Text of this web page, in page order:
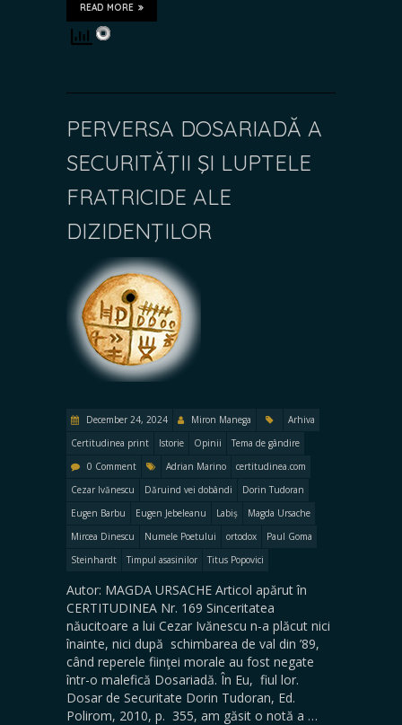
READ MORE
PERVERSA DOSARIADĂ A
SECURITĂŢII ŞI LUPTELE
FRATRICIDE ALE
DIZIDENŢILOR
December 24, 2024 Miron Manega
Arhiva
Certitudinea print
Istorie Opinii
Tema de gândire
0 Comment
Adrian Marino
certitudinea.com
Cezar Ivănescu
Dăruind vei dobândi
Dorin Tudoran
Eugen Barbu
Eugen Jebeleanu Labiș
Magda Ursache
Mircea Dinescu
Numele Poetului ortodox
Paul Goma
Steinhardt
Timpul asasinilor Titus Popovici
Autor: MAGDA URSACHE Articol apărut în
CERTITUDINEA Nr. 169 Sinceritatea
năucitoare a lui Cezar Ivănescu n-a plăcut nici
înainte, nici după schimbarea de val din ’89,
când reperele fiinţei morale au fost negate
într-o malefică Dosariadă. În Eu, fiul lor.
Dosar de Securitate Dorin Tudoran, Ed.
Polirom, 2010, p. 355, am găsit o notă a …